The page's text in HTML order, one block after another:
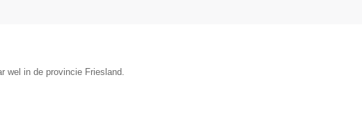
wel in de provincie Friesland.